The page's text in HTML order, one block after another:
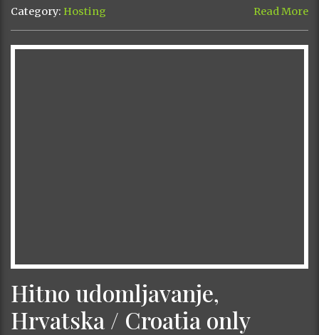
Category: Hosting Read More
Hitno udomljavanje,
Hrvatska / Croatia only